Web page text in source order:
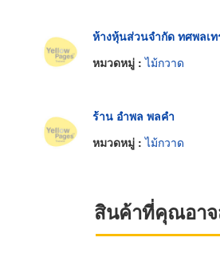
ห้างหุ้นส่วนจำกัด ทศพลเ
หมวดหมู่ :ไม้กวาด
ร้าน อำพล พลคำ
หมวดหมู่ :ไม้กวาด
สินค้าที่คุณอา